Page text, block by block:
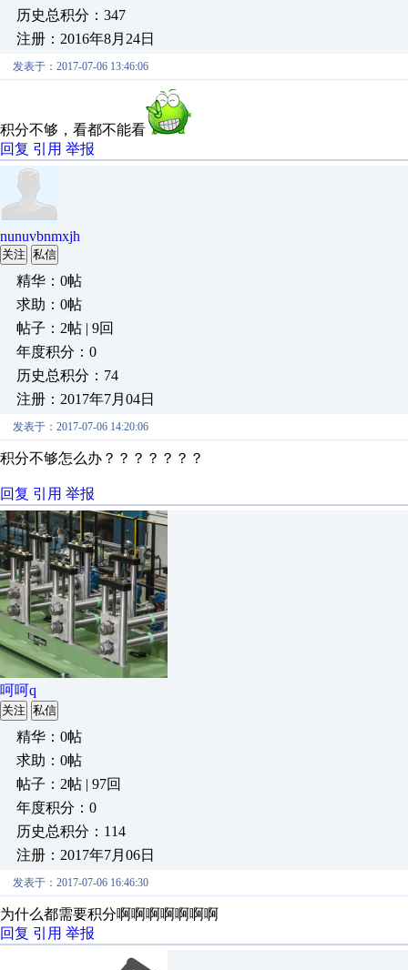
历史总积分：347
注册：2016年8月24日
发表于：2017-07-06 13:46:06
积分不够，看都不能看
回复 引用 举报
nunuvbnmxjh
关注 私信
精华：0帖
求助：0帖
帖子：2帖 | 9回
年度积分：0
历史总积分：74
注册：2017年7月04日
发表于：2017-07-06 14:20:06
积分不够怎么办？？？？？？？
回复 引用 举报
呵呵q
关注 私信
精华：0帖
求助：0帖
帖子：2帖 | 97回
年度积分：0
历史总积分：114
注册：2017年7月06日
发表于：2017-07-06 16:46:30
为什么都需要积分啊啊啊啊啊啊啊
回复 引用 举报